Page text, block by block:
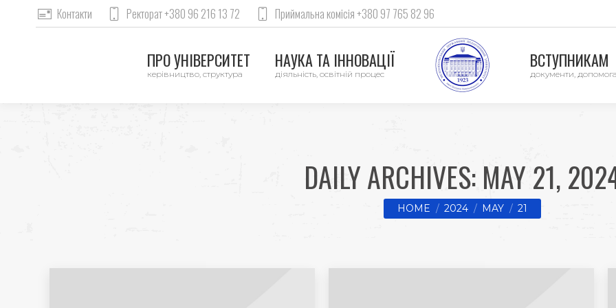
Контакти Ректорат +380 96 216 13 72 Приймальна комісія +380 97 765 82 96
ПРО УНІВЕРСИТЕТ
керівництво, структура
НАУКА ТА ІННОВАЦІЇ
діяльність, освітній процес
ВСТУПНИКАМ
документи, допомога
DAILY ARCHIVES: MAY 21,
You are here:
HOME 2024 MAY 21